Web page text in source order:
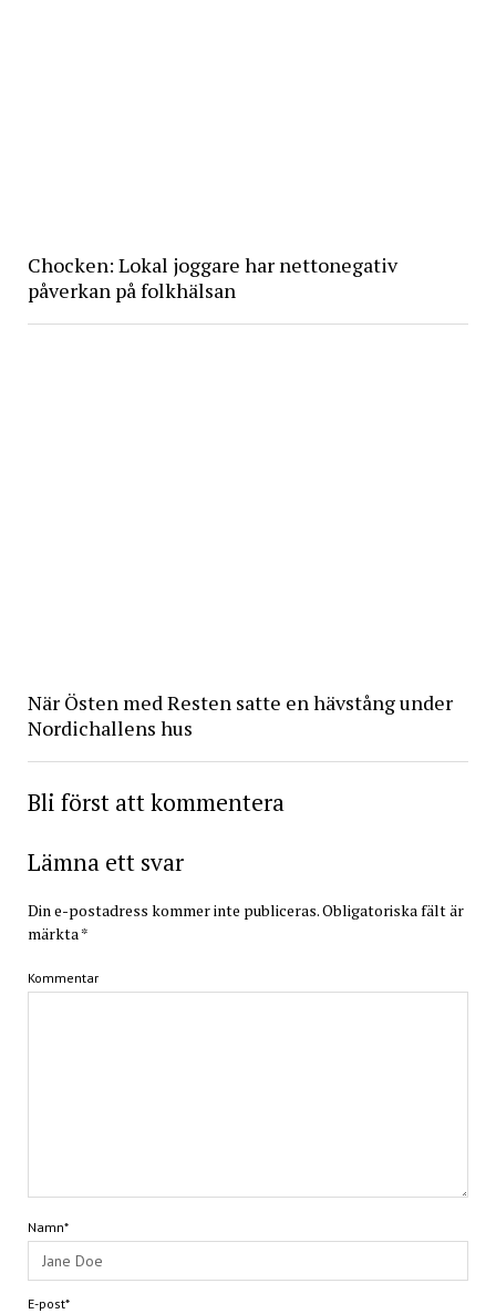
Chocken: Lokal joggare har nettonegativ
påverkan på folkhälsan
När Östen med Resten satte en hävstång under
Nordichallens hus
Bli först att kommentera
Lämna ett svar
Din e-postadress kommer inte publiceras.Obligatoriska fält är
märkta *
Kommentar
Namn*
E-post*